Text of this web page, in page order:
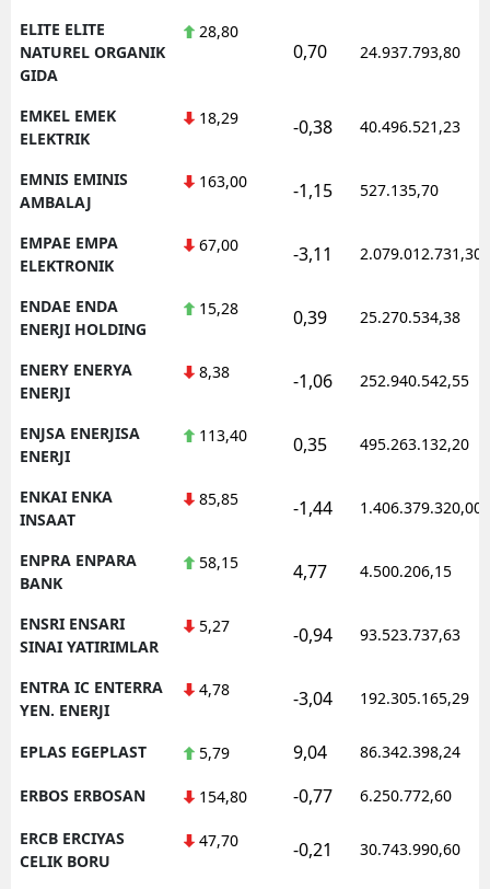
ELITE ELITE
NATUREL ORGANIK
GIDA
28,80
0,70 24.937.793,80
EMKEL EMEK
ELEKTRIK
18,29 -0,38 40.496.521,23
EMNIS EMINIS
AMBALAJ
163,00 -1,15 527.135,70
EMPAE EMPA
ELEKTRONIK
67,00 -3,11 2.079.012.731,30
ENDAE ENDA
ENERJI HOLDING
15,28 0,39 25.270.534,38
ENERY ENERYA
ENERJI
8,38 -1,06 252.940.542,55
ENJSA ENERJISA
ENERJI
113,40 0,35 495.263.132,20
ENKAI ENKA
INSAAT
85,85 -1,44 1.406.379.320,00
ENPRA ENPARA
BANK
58,15 4,77 4.500.206,15
ENSRI ENSARI
SINAI YATIRIMLAR
5,27 -0,94 93.523.737,63
ENTRA IC ENTERRA
YEN. ENERJI
4,78 -3,04 192.305.165,29
EPLAS EGEPLAST 5,79 9,04 86.342.398,24
ERBOS ERBOSAN 154,80 -0,77 6.250.772,60
ERCB ERCIYAS
CELIK BORU
47,70 -0,21 30.743.990,60